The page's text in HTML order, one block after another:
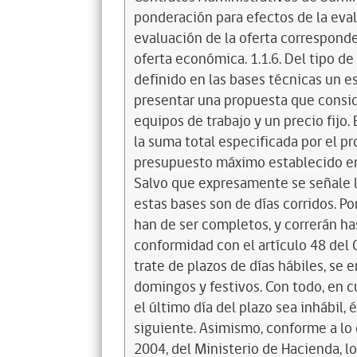
ponderación para efectos de la
evaluación de la oferta
oferta económica. 1.1.6. Del tipo
definido en las bases técnicas un
presentar una propuesta que
equipos de trabajo y un precio
la suma total especificada por el
presupuesto máximo establecido
Salvo que expresamente se
estas bases son de días corridos.
han de ser completos, y correrán
conformidad con el artículo 48 del
trate de plazos de días hábiles, se
domingos y festivos. Con todo, en
el último día del plazo sea inhábil,
siguiente. Asimismo, conforme a
2004, del Ministerio de Hacienda,